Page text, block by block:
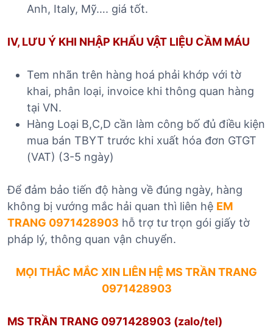
Anh, Italy, Mỹ…. giá tốt.
IV, LƯU Ý KHI NHẬP KHẨU VẬT LIỆU CẦM MÁU
Tem nhãn trên hàng hoá phải khớp với tờ
khai, phân loại, invoice khi thông quan hàng
tại VN.
Hàng Loại B,C,D cần làm công bố đủ điều kiện
mua bán TBYT trước khi xuất hóa đơn GTGT
(VAT) (3-5 ngày)
Để đảm bảo tiến độ hàng về đúng ngày, hàng
không bị vướng mắc hải quan thì liên hệ EM
TRANG 0971428903 hỗ trợ tư trọn gói giấy tờ
pháp lý, thông quan vận chuyển.
MỌI THẮC MẮC XIN LIÊN HỆ MS TRẦN TRANG
0971428903
MS TRẦN TRANG 0971428903 (zalo/tel)